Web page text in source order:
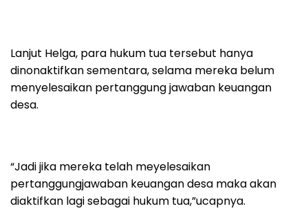
Lanjut Helga, para hukum tua tersebut hanya
dinonaktifkan sementara, selama mereka belum
menyelesaikan pertanggung jawaban keuangan
desa.
“Jadi jika mereka telah meyelesaikan
pertanggungjawaban keuangan desa maka akan
diaktifkan lagi sebagai hukum tua,”ucapnya.